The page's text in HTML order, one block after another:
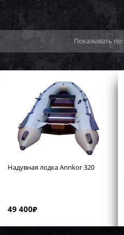
Показывать по:
Надувная лодка Annkor 320
49 400₽